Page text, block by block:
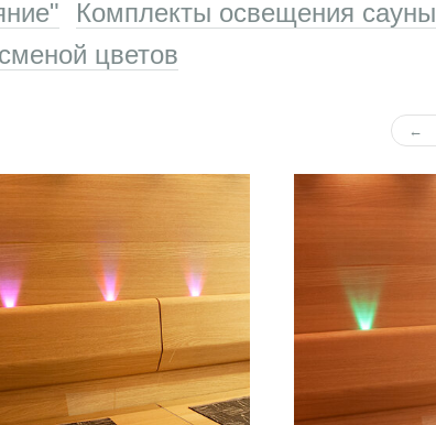
Комплекты освещения сауны
цветов